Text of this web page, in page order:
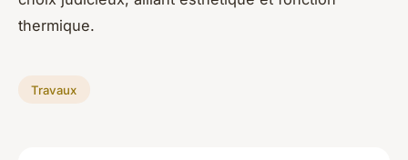
thermique.
Travaux